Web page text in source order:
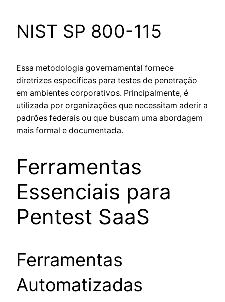
NIST SP 800-115
Essa metodologia governamental fornece
diretrizes específicas para testes de penetração
em ambientes corporativos. Principalmente, é
utilizada por organizações que necessitam aderir a
padrões federais ou que buscam uma abordagem
mais formal e documentada.
Ferramentas
Essenciais para
Pentest SaaS
Ferramentas
Automatizadas